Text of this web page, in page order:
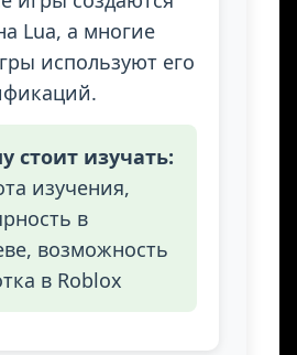
Lua, а многие
используют его
стоит изучать:
изучения,
в
возможность
в Roblox